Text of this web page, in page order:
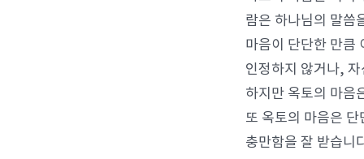
람은 하나님의 말씀
마음이 단단한 만큼
인정하지 않거나,
하지만 옥토의 마음
또 옥토의 마음은
충만함을 잘 받습니